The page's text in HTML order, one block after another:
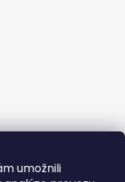
umožnili